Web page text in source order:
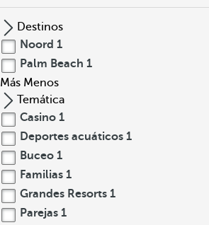
Destinos
Noord 1
Palm Beach 1
Más Menos
Temática
Casino 1
Deportes acuáticos 1
Buceo 1
Familias 1
Grandes Resorts 1
Parejas 1